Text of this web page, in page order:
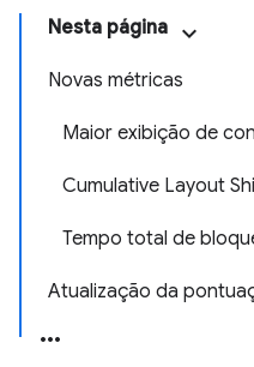
Nesta página
Novas métricas
Maior exibição de
Cumulative Layout
Tempo total de
Atualização da